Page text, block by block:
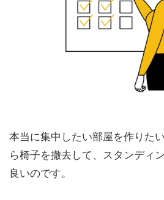
本当に集中したい部屋を作りた
ら椅子を撤去して、スタンディ
良いのです。